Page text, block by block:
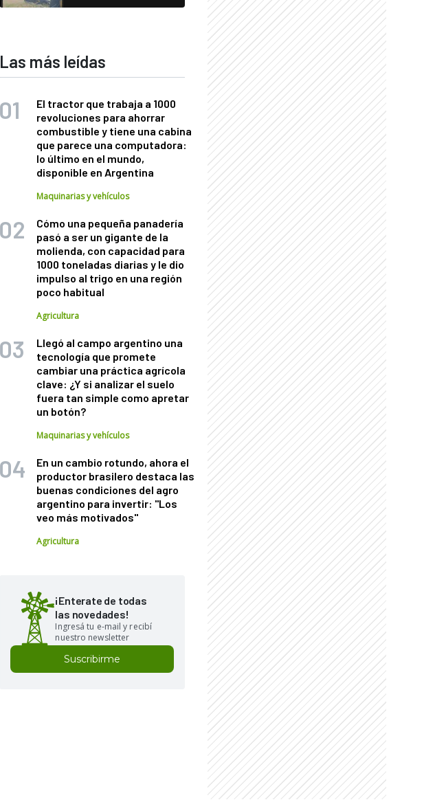
Las más leídas
El tractor que trabaja a 1000
revoluciones para ahorrar
combustible y tiene una cabina
que parece una computadora:
lo último en el mundo,
disponible en Argentina
Maquinarias y vehículos
Cómo una pequeña panadería
pasó a ser un gigante de la
molienda, con capacidad para
1000 toneladas diarias y le dio
impulso al trigo en una región
poco habitual
Agricultura
Llegó al campo argentino una
tecnología que promete
cambiar una práctica agrícola
clave: ¿Y si analizar el suelo
fuera tan simple como apretar
un botón?
Maquinarias y vehículos
En un cambio rotundo, ahora el
productor brasilero destaca las
buenas condiciones del agro
argentino para invertir: "Los
veo más motivados"
Agricultura
¡Enterate de todas
las novedades!
Ingresá tu e-mail y recibí
nuestro newsletter
Suscribirme